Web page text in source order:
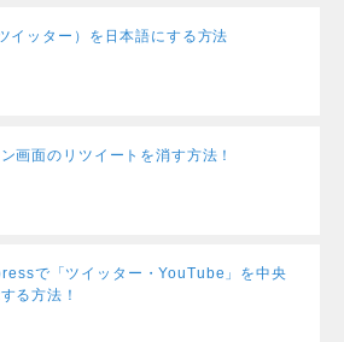
イッター）を日本語にする方法
画面のリツイートを消す方法！
で「ツイッター・YouTube」を中央
る方法！